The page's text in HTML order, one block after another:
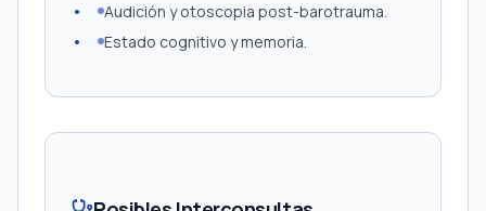
Audición y otoscopia post-barotrauma.
Estado cognitivo y memoria.